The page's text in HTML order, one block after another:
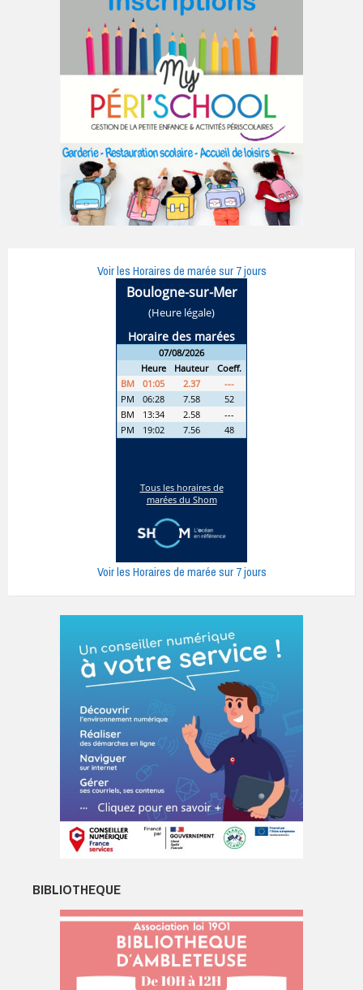
Voir les Horaires de marée sur 7 jours
Voir les Horaires de marée sur 7 jours
BIBLIOTHEQUE